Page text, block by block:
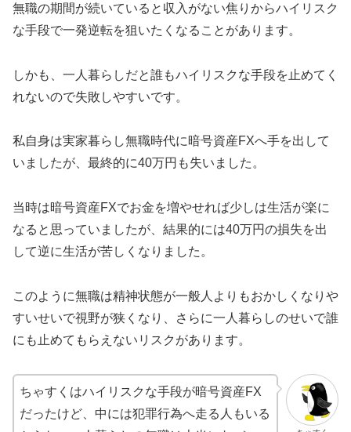
無職の期間が続いていると収入がない焦りからハイリスク
な手段で一発逆転を狙いたくなることがあります。
しかも、一人暮らしだと誰もハイリスクな手段を止めてく
れないので失敗しやすいです。
私自身は実家暮らし無職時代に暗号資産FXへ手を出して
いましたが、最終的に40万円も失いました。
当時は暗号資産FXでお金を増やせれば少しは生活が楽に
なると思っていましたが、結果的には40万円の損失を出
して逆に生活が苦しくなりました。
このように無職は精神状態が一般人よりもおかしくなりや
すいせいで視野が狭くなり、さらに一人暮らしのせいで誰
にも止めてもらえないリスクがあります。
ちゃすくはハイリスクな手段が暗号資産FX
だったけど、中には犯罪行為へ走る人もいる